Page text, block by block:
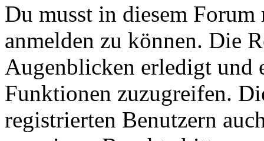
Du musst in diesem
anmelden zu können. Die
Augenblicken erledigt und
Funktionen zuzugreifen.
registrierten Benutzern